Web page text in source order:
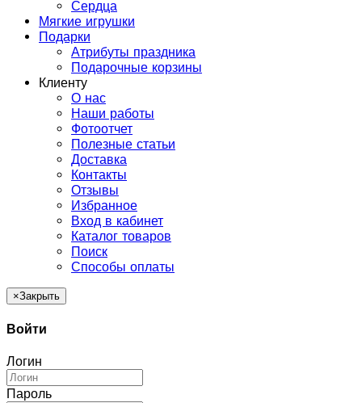
Сердца
Мягкие игрушки
Подарки
Атрибуты праздника
Подарочные корзины
Клиенту
О нас
Наши работы
Фотоотчет
Полезные статьи
Доставка
Контакты
Отзывы
Избранное
Вход в кабинет
Каталог товаров
Поиск
Способы оплаты
×Закрыть
Войти
Логин
Пароль